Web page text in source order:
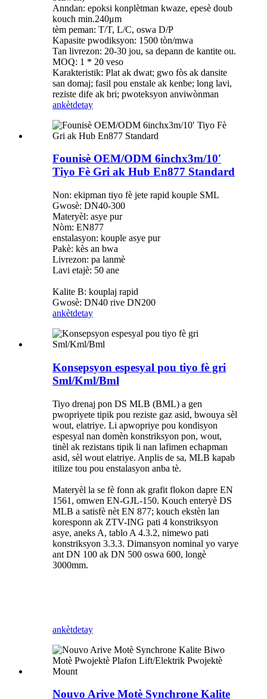
Anndan: epoksi konplètman kwaze, epesè doub
kouch min.240μm
tèm peman: T/T, L/C, oswa D/P
Kapasite pwodiksyon: 1500 tòn/mwa
Tan livrezon: 20-30 jou, sa depann de kantite ou.
MOQ: 1 * 20 veso
Karakteristik: Plat ak dwat; gwo fòs ak dansite
san domaj; fasil pou enstale ak kenbe; long lavi,
reziste dife ak bri; pwoteksyon anviwònman
ankètdetay
Founisè OEM/ODM 6inchx3m/10′
Tiyo Fè Gri ak Hub En877 Standard
Non: ekipman tiyo fè jete rapid kouple SML
Gwosè: DN40-300
Materyèl: asye pur
Nòm: EN877
enstalasyon: kouple asye pur
Pakè: kès an bwa
Livrezon: pa lanmè
Lavi etajè: 50 ane
Kalite B: kouplaj rapid
Gwosè: DN40 rive DN200
ankètdetay
Konsepsyon espesyal pou tiyo fè gri
Sml/Kml/Bml
Tiyo drenaj pon DS MLB (BML) a gen
pwopriyete tipik pou reziste gaz asid, bwouya sèl
wout, elatriye. Li apwopriye pou kondisyon
espesyal nan domèn konstriksyon pon, wout,
tinèl ak rezistans tipik li nan lafimen echapman
asid, sèl wout elatriye. Anplis de sa, MLB kapab
itilize tou pou enstalasyon anba tè.
Materyèl la se fè fonn ak grafit flokon dapre EN
1561, omwen EN-GJL-150. Kouch enteryè DS
MLB a satisfè nèt EN 877; kouch ekstèn lan
koresponn ak ZTV-ING pati 4 konstriksyon
asye, aneks A, tablo A 4.3.2, nimewo pati
konstriksyon 3.3.3. Dimansyon nominal yo varye
ant DN 100 ak DN 500 oswa 600, longè
3000mm.
ankètdetay
Nouvo Arive Motè Synchrone Kalite